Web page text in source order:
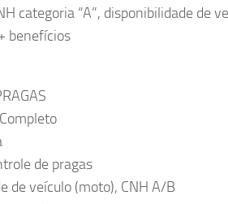
categoria “A”, disponibilidade de
benefícios
de pragas
de veículo (moto), CNH A/B